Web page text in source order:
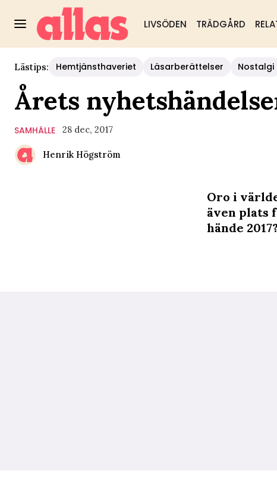
LIVSÖDEN TRÄDGÅRD
Lästips: Hemtjänsthaveriet Läsarberättelser Nostalgi
Årets
SAMHÄLLE 28 dec, 2017
Henrik Högström
Oro i
även plats
hände 2017?